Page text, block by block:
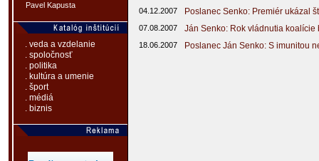
Pavel Kapusta
. veda a vzdelanie
. spoločnosť
. politika
. kultúra a umenie
. šport
. médiá
. biznis
04.12.2007 Poslanec Senko: Premiér ukázal
07.08.2007 Ján Senko: Rok vládnutia koalície
18.06.2007 Poslanec Ján Senko: S imunitou